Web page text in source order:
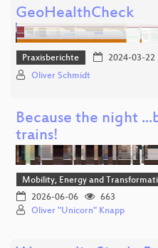
GeoHealthCheck
Praxisberichte 2024-03-22
Oliver Schmidt
Because the night
trains!
Mobility, Energy and
2026-06-06
663
Oliver "Unicorn" Knapp